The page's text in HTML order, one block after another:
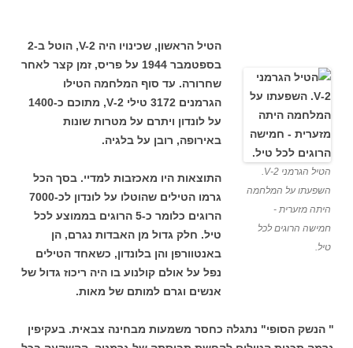
הטיל הגרמני 2-V.
השפעתו על המלחמה
היתה מזערית -
חמישה הרוגים לכל
טיל.
הטיל הראשון, שכינויו היה V-2, הוטל ב-2
בספטמבר 1944 על פריס, זמן קצר לאחר
שחרורה. עד סוף המלחמה הטילו
הגרמנים 3172 טילי 2-V, מתוכם כ-1400
על לונדון ויתרם על מטרות שונות
באירופה, רובן על בלגיה.
התוצאות היו מאכזבות למדיי. בסך הכל
גרמו הטילים שהוטלו על לונדון לכ-7000
הרוגים כלומר כ-5 הרוגים בממוצע לכל
טיל. חלק גדול מן האבדות נגרם, הן
באנטוורפן והן בלונדון, כשאחד הטילים
נפל על אולם קולנוע בו היה ריכוז גדול של
אנשים וגרם למותם של מאות.
" הנשק הסופי" נתגלה כחסר משמעות מבחינה צבאית. בעקיפין